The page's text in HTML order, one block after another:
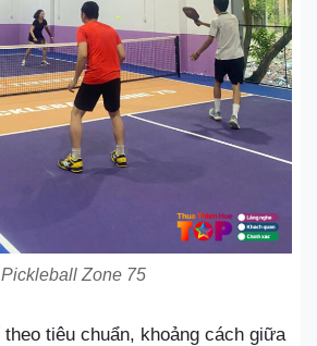
Pickleball Zone 75
tiêu chuẩn, khoảng cách giữa